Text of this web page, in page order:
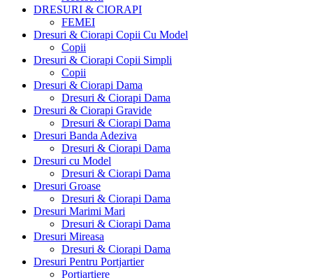
DRESURI & CIORAPI
FEMEI
Dresuri & Ciorapi Copii Cu Model
Copii
Dresuri & Ciorapi Copii Simpli
Copii
Dresuri & Ciorapi Dama
Dresuri & Ciorapi Dama
Dresuri & Ciorapi Gravide
Dresuri & Ciorapi Dama
Dresuri Banda Adeziva
Dresuri & Ciorapi Dama
Dresuri cu Model
Dresuri & Ciorapi Dama
Dresuri Groase
Dresuri & Ciorapi Dama
Dresuri Marimi Mari
Dresuri & Ciorapi Dama
Dresuri Mireasa
Dresuri & Ciorapi Dama
Dresuri Pentru Portjartier
Portjartiere